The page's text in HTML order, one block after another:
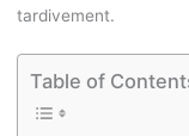
tardivement.
Table of